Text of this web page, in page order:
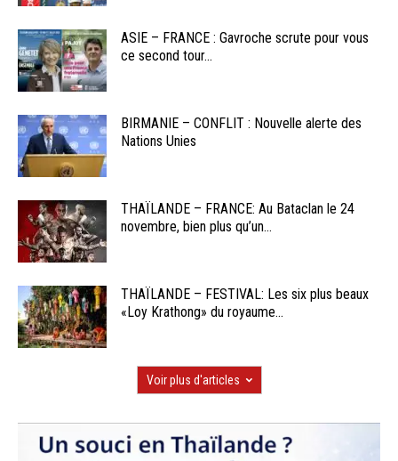
ASIE – FRANCE : Gavroche scrute pour vous
ce second tour...
BIRMANIE – CONFLIT : Nouvelle alerte des
Nations Unies
THAÏLANDE – FRANCE: Au Bataclan le 24
novembre, bien plus qu’un...
THAÏLANDE – FESTIVAL: Les six plus beaux
«Loy Krathong» du royaume...
Voir plus d'articles